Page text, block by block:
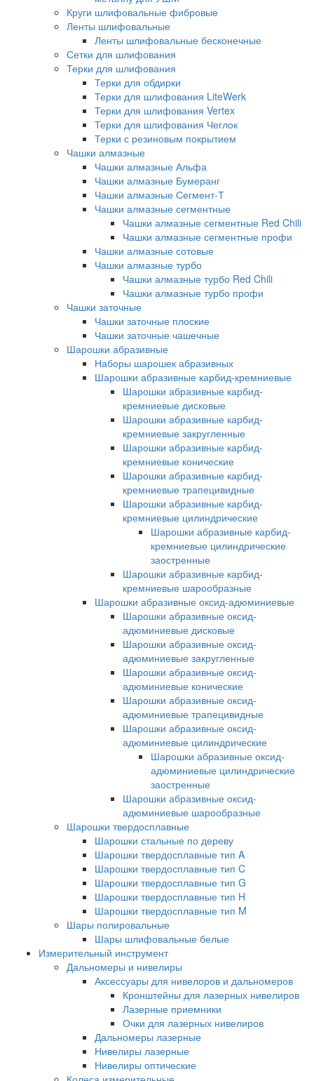
Круги шлифовальные фибровые
Ленты шлифовальные
Ленты шлифовальные бесконечные
Сетки для шлифования
Терки для шлифования
Терки для обдирки
Терки для шлифования LiteWerk
Терки для шлифования Vertex
Терки для шлифования Чеглок
Терки с резиновым покрытием
Чашки алмазные
Чашки алмазные Альфа
Чашки алмазные Бумеранг
Чашки алмазные Сегмент-Т
Чашки алмазные сегментные
Чашки алмазные сегментные Red Chili
Чашки алмазные сегментные профи
Чашки алмазные сотовые
Чашки алмазные турбо
Чашки алмазные турбо Red Chili
Чашки алмазные турбо профи
Чашки заточные
Чашки заточные плоские
Чашки заточные чашечные
Шарошки абразивные
Наборы шарошек абразивных
Шарошки абразивные карбид-кремниевые
Шарошки абразивные карбид-
кремниевые дисковые
Шарошки абразивные карбид-
кремниевые закругленные
Шарошки абразивные карбид-
кремниевые конические
Шарошки абразивные карбид-
кремниевые трапецивидные
Шарошки абразивные карбид-
кремниевые цилиндрические
Шарошки абразивные карбид-
кремниевые цилиндрические
заостренные
Шарошки абразивные карбид-
кремниевые шарообразные
Шарошки абразивные оксид-адюминиевые
Шарошки абразивные оксид-
адюминиевые дисковые
Шарошки абразивные оксид-
адюминиевые закругленные
Шарошки абразивные оксид-
адюминиевые конические
Шарошки абразивные оксид-
адюминиевые трапецивидные
Шарошки абразивные оксид-
адюминиевые цилиндрические
Шарошки абразивные оксид-
адюминиевые цилиндрические
заостренные
Шарошки абразивные оксид-
адюминиевые шарообразные
Шарошки твердосплавные
Шарошки стальные по дереву
Шарошки твердосплавные тип A
Шарошки твердосплавные тип C
Шарошки твердосплавные тип G
Шарошки твердосплавные тип H
Шарошки твердосплавные тип M
Шары полировальные
Шары шлифовальные белые
Измерительный инструмент
Дальномеры и нивелиры
Аксессуары для нивелоров и дальномеров
Кронштейны для лазерных нивелиров
Лазерные приемники
Очки для лазерных нивелиров
Дальномеры лазерные
Нивелиры лазерные
Нивелиры оптические